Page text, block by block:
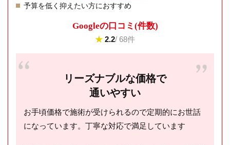
予算を低く抑えたい方におすすめ
Googleの⼝コミ(件数)
★ 2.2/ 68件
リーズナブルな価格で
通いやすい
お手頃価格で施術が受けられるので定期的にお世話
になっています。丁寧な対応で満足しています